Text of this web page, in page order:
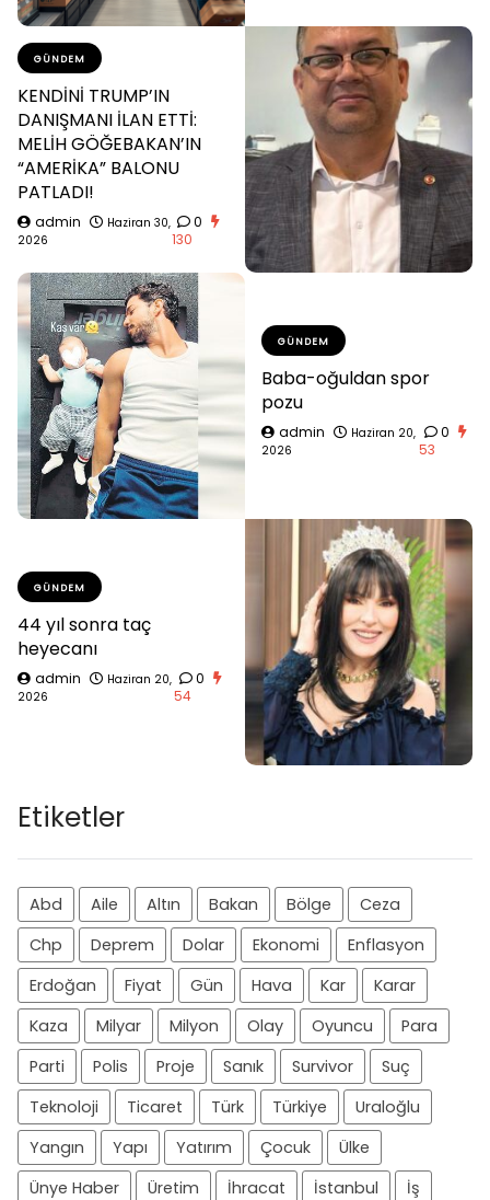
GÜNDEM
KENDİNİ TRUMP’IN
DANIŞMANI İLAN ETTİ:
MELİH GÖĞEBAKAN’IN
“AMERİKA” BALONU
PATLADI!
admin
Haziran 30,
2026
0
130
GÜNDEM
Baba-oğuldan spor
pozu
admin
Haziran 20,
2026
0
53
GÜNDEM
44 yıl sonra taç
heyecanı
admin
Haziran 20,
2026
0
54
Etiketler
Abd Aile Altın Bakan Bölge
Ceza
Chp
Deprem Dolar Ekonomi
Enflasyon
Erdoğan
Fiyat Gün Hava Kar
Karar
Kaza
Milyar Milyon Olay Oyuncu
Para
Parti
Polis Proje Sanık Survivor
Suç
Teknoloji
Ticaret Türk Türkiye
Uraloğlu
Yangın
Yapı Yatırım Çocuk
Ülke
Ünye Haber
Üretim İhracat İstanbul İş